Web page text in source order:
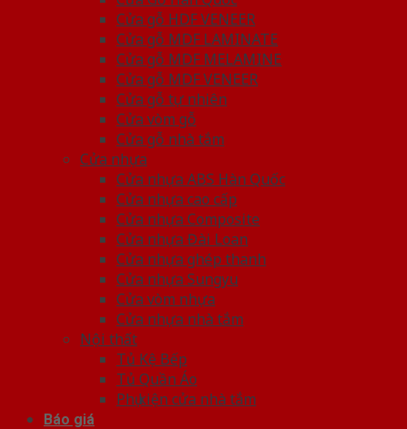
Cửa gỗ HDF VENEER
Cửa gỗ MDF LAMINATE
Cửa gỗ MDF MELAMINE
Cửa gỗ MDF VENEER
Cửa gỗ tự nhiên
Cửa vòm gỗ
Cửa gỗ nhà tắm
Cửa nhựa
Cửa nhựa ABS Hàn Quốc
Cửa nhựa cao cấp
Cửa nhựa Composite
Cửa nhựa Đài Loan
Cửa nhựa ghép thanh
Cửa nhựa Sungyu
Cửa vòm nhựa
Cửa nhựa nhà tắm
Nội thất
Tủ Kệ Bếp
Tủ Quần Áo
Phụ kiện cửa nhà tắm
Báo giá